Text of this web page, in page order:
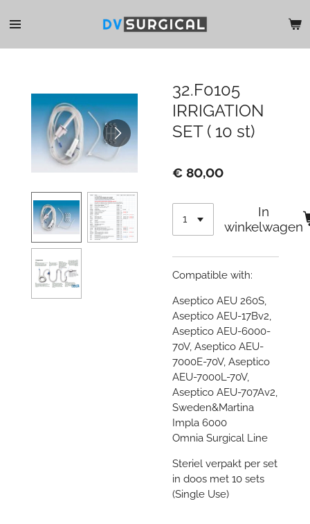
direct
32.F0105
IRRIGATION
SET ( 10 st)
€ 80,00
In
winkelwagen
Compatible with:
Aseptico AEU 260S,
Aseptico AEU-17Bv2,
Aseptico AEU-6000-
70V, Aseptico AEU-
7000E-70V, Aseptico
AEU-7000L-70V,
Aseptico AEU-707Av2,
Sweden&Martina
Impla 6000
Omnia Surgical Line
Steriel verpakt per set
in doos met 10 sets
(Single Use)